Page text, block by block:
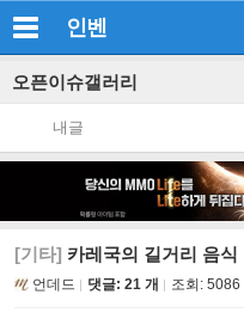
인벤
오픈이슈갤러리
내글
[기타] 카레국의 길거리 음식
언데드 댓글: 21 개 조회: 5086